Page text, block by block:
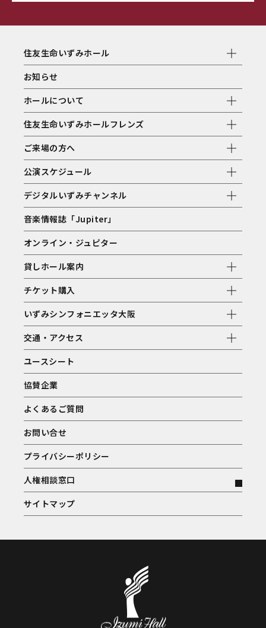
住友生命いずみホール
お知らせ
ホールについて
住友生命いずみホールフレンズ
ご来場の方へ
公演スケジュール
デジタルいずみチャンネル
音楽情報誌「Jupiter」
オンライン・ジュピター
貸しホール案内
チケット購入
いずみシンフォニエッタ大阪
交通・アクセス
ユースシート
協賛企業
よくあるご質問
お問い合せ
プライバシーポリシー
人権相談窓口
サイトマップ